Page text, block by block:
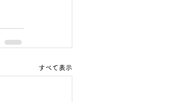
すべて表示